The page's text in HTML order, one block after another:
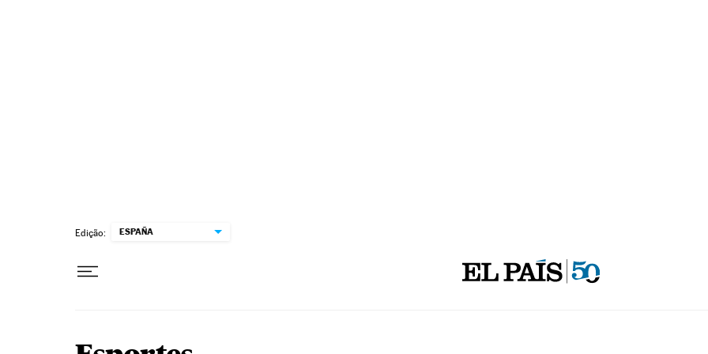
Edição: ESPAÑA